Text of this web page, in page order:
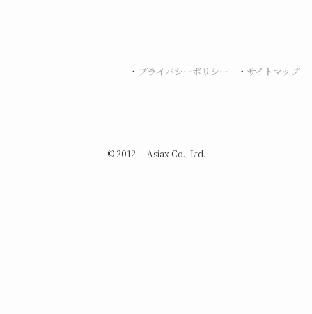
・ プライバシーポリシー ・ サイトマップ
©2012- Asiax Co., Ltd.